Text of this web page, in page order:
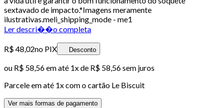
sextavado de impacto.*Imagens meramente
ilustrativas.meli_shipping_mode - me1
Ler descri��o completa
R$ 48,02no PIX Desconto
ou R$ 58,56em até 1x de R$ 58,56sem juros
Parcele em até 1x com o cartão Le Biscuit
Ver mais formas de pagamento